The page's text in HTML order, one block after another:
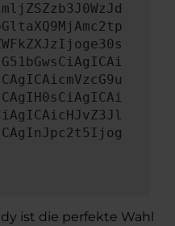
ist die perfekte Wahl